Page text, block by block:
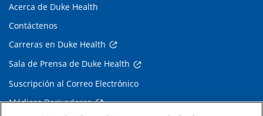
Acerca de Duke Health
Contáctenos
Carreras en Duke Health
Sala de Prensa de Duke Health
Suscripción al Correo Electrónico
Médicos Derivadores